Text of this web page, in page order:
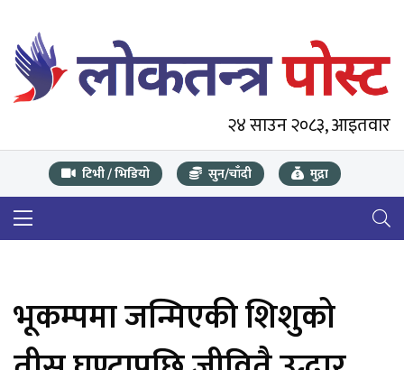
२४ साउन २०८३, आइतवार
टिभी / भिडियो सुन/चाँदी मुद्रा
भूकम्पमा जन्मिएकी शिशुको